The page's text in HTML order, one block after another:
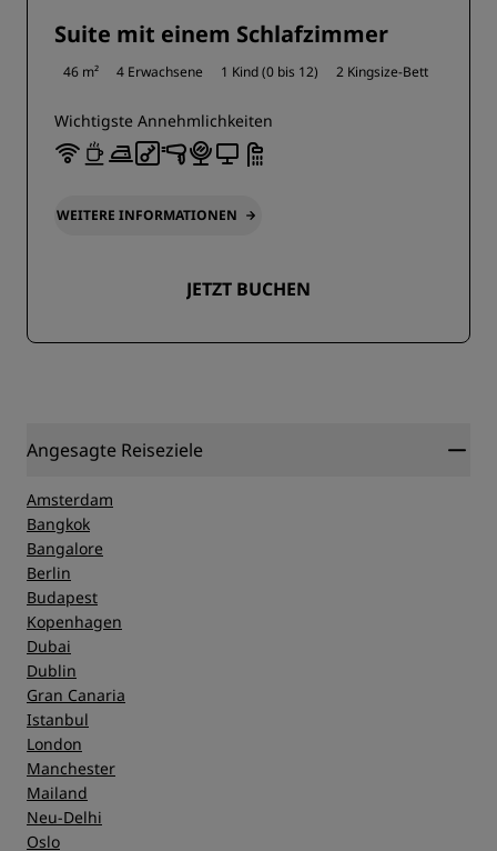
Suite mit einem Schlafzimmer
46 m² 4 Erwachsene 1 Kind (0 bis 12) 2 Kingsize-Bett
Wichtigste Annehmlichkeiten
WEITERE INFORMATIONEN
JETZT BUCHEN
Angesagte Reiseziele
Amsterdam
Bangkok
Bangalore
Berlin
Budapest
Kopenhagen
Dubai
Dublin
Gran Canaria
Istanbul
London
Manchester
Mailand
Neu-Delhi
Oslo